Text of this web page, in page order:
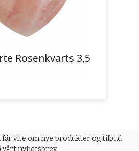
Rosenkvarts 3,5
vite om nye produkter og tilbud